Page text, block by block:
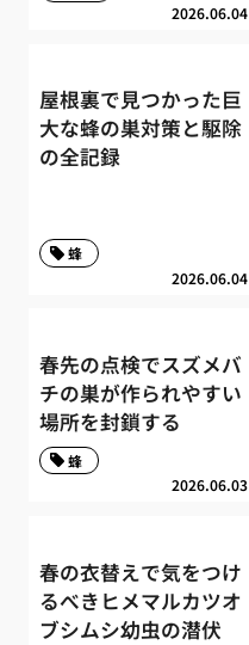
2026.06.04
屋根裏で見つかった巨
大な蜂の巣対策と駆除
の全記録
2026.06.04
蜂
春先の点検でスズメバ
チの巣が作られやすい
場所を封鎖する
2026.06.03
蜂
春の衣替えで気をつけ
るべきヒメマルカツオ
ブシムシ幼虫の潜伏